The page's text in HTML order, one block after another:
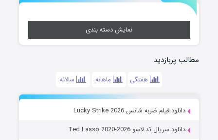
نمایش دسته بندی
مطالب پربازدید
هفتگی ماهانه سالانه
دانلود فیلم ضربه شانس Lucky Strike 2026
دانلود سریال تد لاسو Ted Lasso 2020-2026